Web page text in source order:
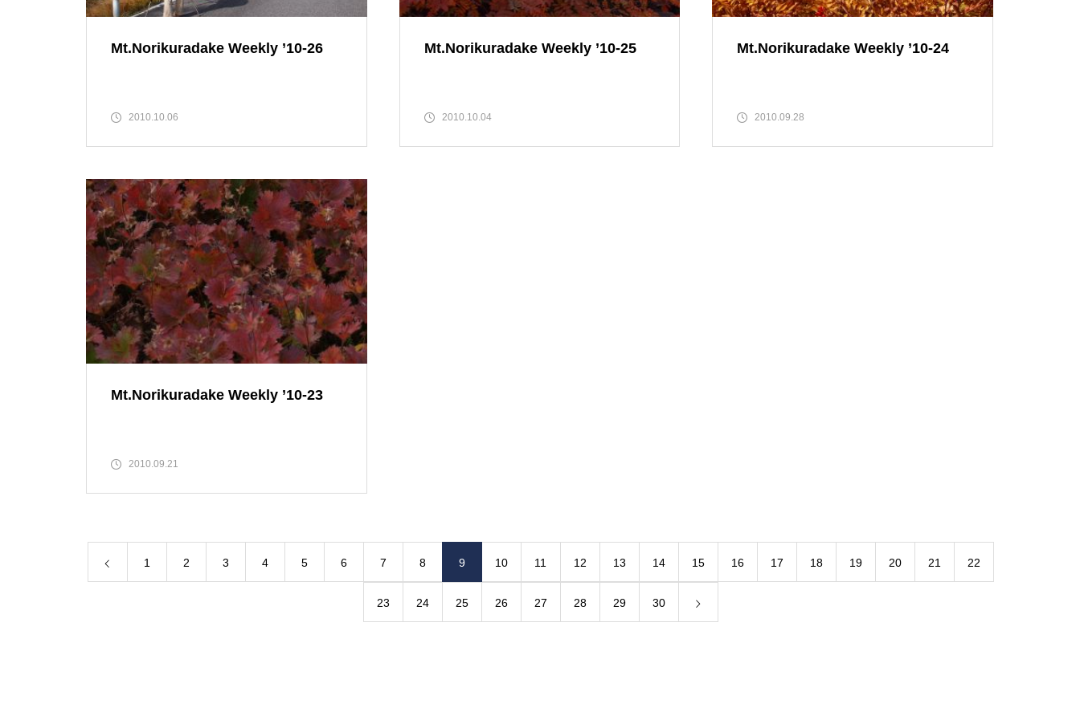
ライチョウの今は・・・
ライチョウの今は・・・・・ ライチョウは・・・・・
Mt.Norikuradake Weekly ’10-26
2010.10.06
Mt.Norikuradake Weekly ’10-25
2010.10.04
Mt.Norikuradake Weekly ’10-24
2010.09.28
Mt.Norikuradake Weekly ’10-23
2010.09.21
1 2 3 4 5 6 7 8 9 10 11 12 13 14 15 16 17 18 19 20 21 22
23 24 25 26 27 28 29 30